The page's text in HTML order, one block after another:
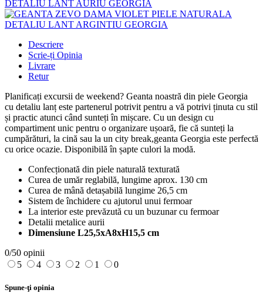
Descriere
Scrie-ți Opinia
Livrare
Retur
Planificați excursii de weekend? Geanta noastră din piele Georgia
cu detaliu lanț este partenerul potrivit pentru a vă potrivi ținuta cu stil
și practic atunci când sunteți în mișcare. Cu un design cu
compartiment unic pentru o organizare ușoară, fie că sunteți la
cumpărături, la cină sau la un city break,geanta Georgia este perfectă
cu orice ocazie. Disponibilă în șapte culori la modă.
Confecționată din piele naturală texturată
Curea de umăr reglabilă, lungime aprox. 130 cm
Curea de mână detașabilă lungime 26,5 cm
Sistem de închidere cu ajutorul unui fermoar
La interior este prevăzută cu un buzunar cu fermoar
Detalii metalice aurii
Dimensiune L25,5xA8xH15,5 cm
0/50 opinii
5
4 3 2 1 0
Spune-ţi opinia